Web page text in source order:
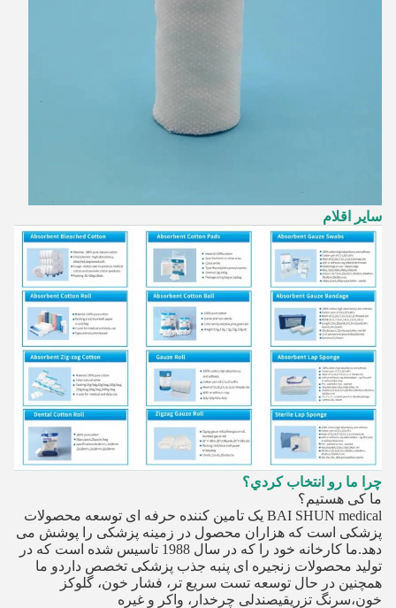
سایر اقلام
چرا ما رو انتخاب کردي؟
ما کی هستیم؟
BAI SHUN medical یک تامین کننده حرفه ای توسعه محصولات
پزشکی است که هزاران محصول در زمینه پزشکی را پوشش می
دهد.ما کارخانه خود را که در سال 1988 تاسیس شده است که در
تولید محصولات زنجیره ای پنبه جذب پزشکی تخصص داردو ما
همچنین در حال توسعه تست سریع تر، فشار خون، گلوکز
خون،سرنگ تزریقیصندلی چرخدار، واکر و غیره